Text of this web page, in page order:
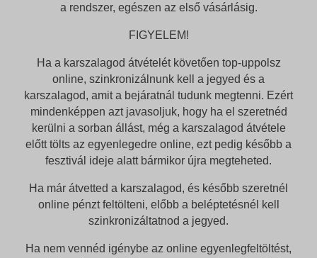
a rendszer, egészen az első vásárlásig.
FIGYELEM!
Ha a karszalagod átvételét követően top-uppolsz
online, szinkronizálnunk kell a jegyed és a
karszalagod, amit a bejáratnál tudunk megtenni. Ezért
mindenképpen azt javasoljuk, hogy ha el szeretnéd
kerülni a sorban állást, még a karszalagod átvétele
előtt tölts az egyenlegedre online, ezt pedig később a
fesztivál ideje alatt bármikor újra megteheted.
Ha már átvetted a karszalagod, és később szeretnél
online pénzt feltölteni, előbb a beléptetésnél kell
szinkronizáltatnod a jegyed.
Ha nem vennéd igénybe az online egyenlegfeltöltést,